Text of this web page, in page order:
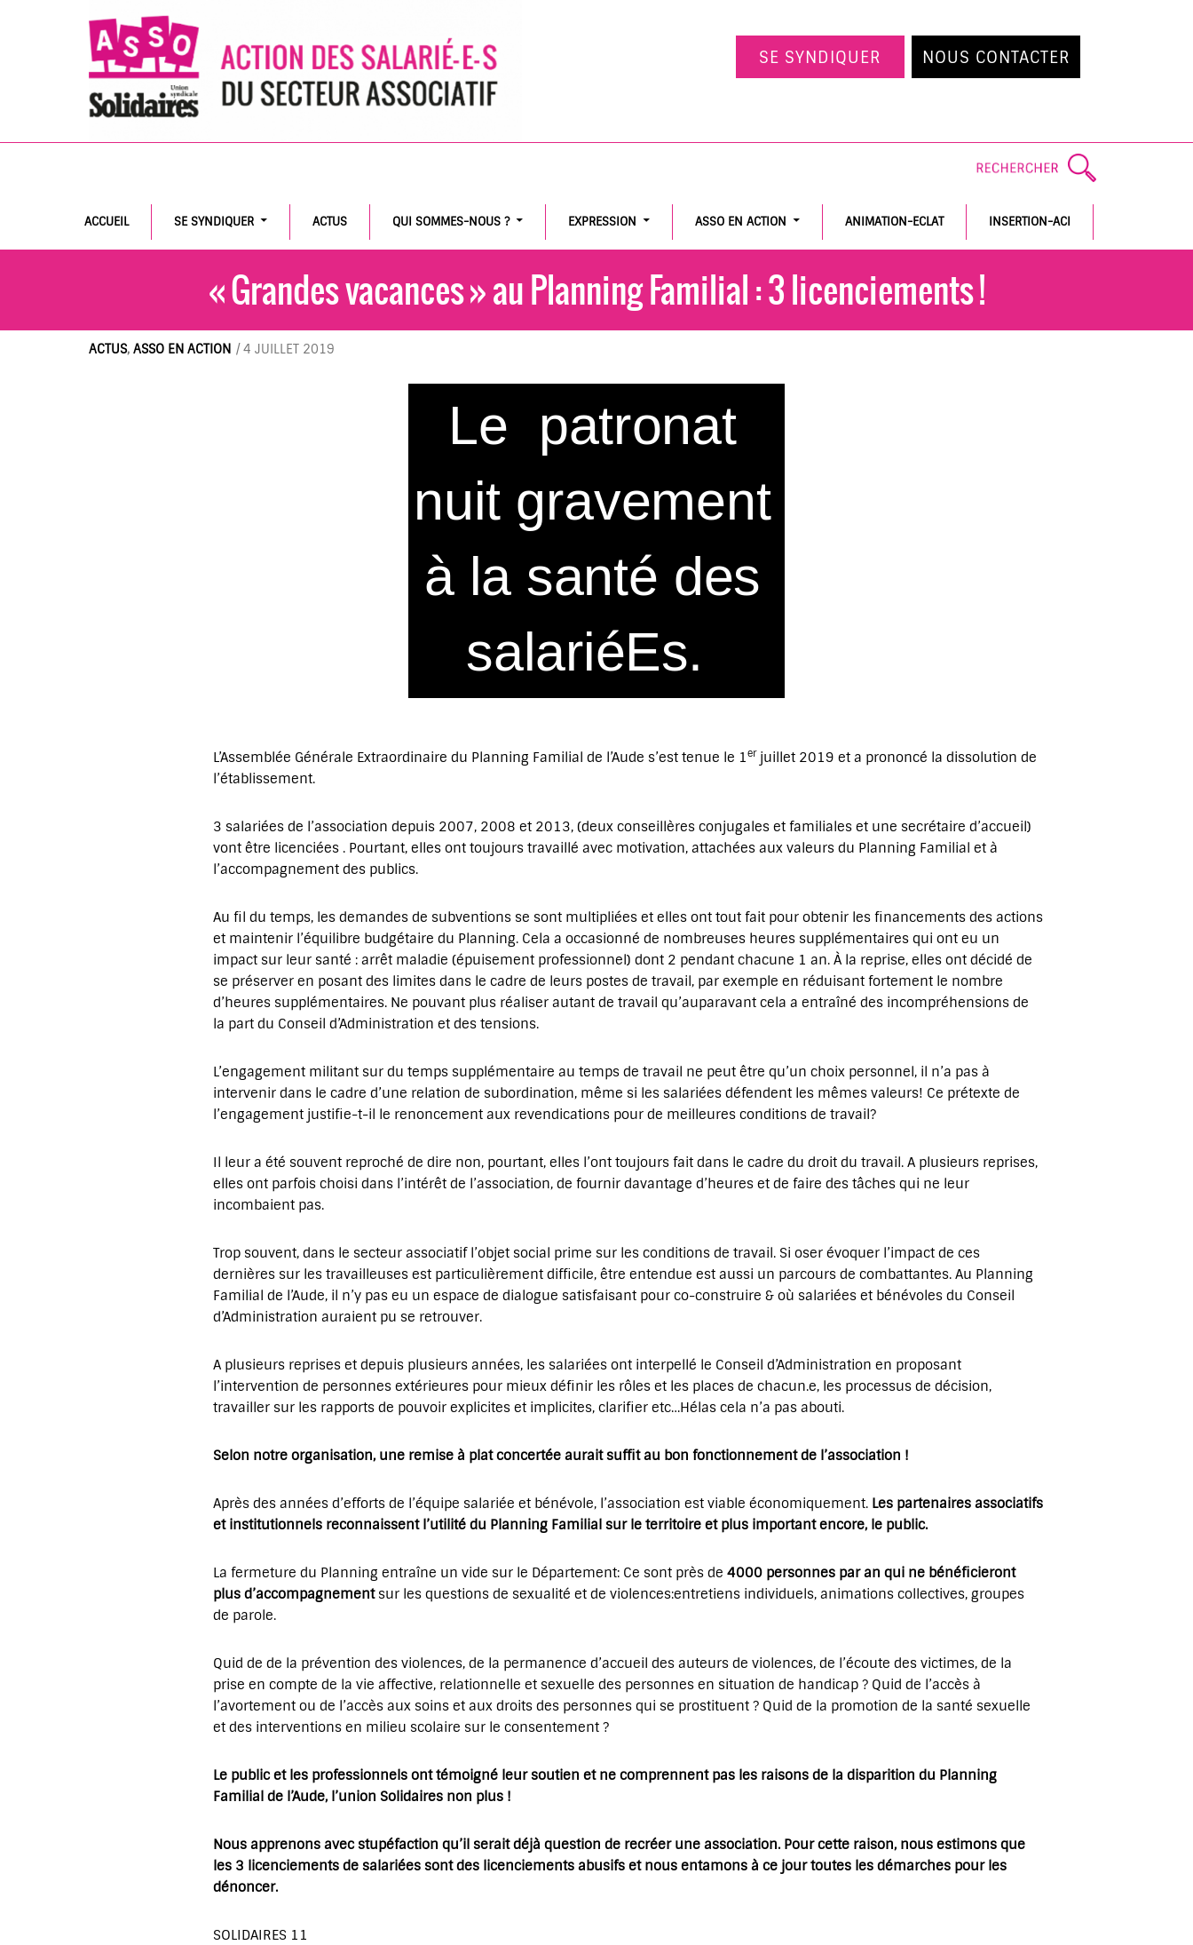
SE SYNDIQUER NOUS CONTACTER
ACCUEIL SE SYNDIQUER ACTUS QUI SOMMES-NOUS ? EXPRESSION ASSO EN ACTION ANIMATION-ECLAT INSERTION-ACI
« Grandes vacances » au Planning Familial : 3 licenciements !
ACTUS, ASSO EN ACTION /4 JUILLET 2019
L’Assemblée Générale Extraordinaire du Planning Familial de l’Aude s’est tenue le 1er juillet 2019 et a prononcé la dissolution de
l’établissement.
3 salariées de l’association depuis 2007, 2008 et 2013, (deux conseillères conjugales et familiales et une secrétaire d’accueil)
vont être licenciées . Pourtant, elles ont toujours travaillé avec motivation, attachées aux valeurs du Planning Familial et à
l’accompagnement des publics.
Au fil du temps, les demandes de subventions se sont multipliées et elles ont tout fait pour obtenir les financements des actions
et maintenir l’équilibre budgétaire du Planning. Cela a occasionné de nombreuses heures supplémentaires qui ont eu un
impact sur leur santé : arrêt maladie (épuisement professionnel) dont 2 pendant chacune 1 an. À la reprise, elles ont décidé de
se préserver en posant des limites dans le cadre de leurs postes de travail, par exemple en réduisant fortement le nombre
d’heures supplémentaires. Ne pouvant plus réaliser autant de travail qu’auparavant cela a entraîné des incompréhensions de
la part du Conseil d’Administration et des tensions.
L’engagement militant sur du temps supplémentaire au temps de travail ne peut être qu’un choix personnel, il n’a pas à
intervenir dans le cadre d’une relation de subordination, même si les salariées défendent les mêmes valeurs! Ce prétexte de
l’engagement justifie-t-il le renoncement aux revendications pour de meilleures conditions de travail?
Il leur a été souvent reproché de dire non, pourtant, elles l’ont toujours fait dans le cadre du droit du travail. A plusieurs reprises,
elles ont parfois choisi dans l’intérêt de l’association, de fournir davantage d’heures et de faire des tâches qui ne leur
incombaient pas.
Trop souvent, dans le secteur associatif l’objet social prime sur les conditions de travail. Si oser évoquer l’impact de ces
dernières sur les travailleuses est particulièrement difficile, être entendue est aussi un parcours de combattantes. Au Planning
Familial de l’Aude, il n’y pas eu un espace de dialogue satisfaisant pour co-construire & où salariées et bénévoles du Conseil
d’Administration auraient pu se retrouver.
A plusieurs reprises et depuis plusieurs années, les salariées ont interpellé le Conseil d’Administration en proposant
l’intervention de personnes extérieures pour mieux définir les rôles et les places de chacun.e, les processus de décision,
travailler sur les rapports de pouvoir explicites et implicites, clarifier etc…Hélas cela n’a pas abouti.
Selon notre organisation, une remise à plat concertée aurait suffit au bon fonctionnement de l’association !
Après des années d’efforts de l’équipe salariée et bénévole, l’association est viable économiquement. Les partenaires associatifs
et institutionnels reconnaissent l’utilité du Planning Familial sur le territoireet plus important encore, le public.
La fermeture du Planning entraîne un vide sur le Département: Ce sont près de 4000 personnes par an qui ne bénéficieront
plus d’accompagnementsur les questions de sexualité et de violences:entretiens individuels, animations collectives, groupes
de parole.
Quid de de la prévention des violences, de la permanence d’accueil des auteurs de violences, de l’écoute des victimes, de la
prise en compte de la vie affective, relationnelle et sexuelle des personnes en situation de handicap ? Quid de l’accès à
l’avortement ou de l’accès aux soins et aux droits des personnes qui se prostituent ? Quid de la promotion de la santé sexuelle
et des interventions en milieu scolaire sur le consentement ?
Le public et les professionnels ont témoigné leur soutien et ne comprennent pas les raisons de la disparition du Planning
Familial de l’Aude, l’union Solidaires non plus !
Nous apprenons avec stupéfaction qu’il serait déjà question de recréer une association. Pour cette raison, nous estimons que
les 3 licenciements de salariées sont des licenciements abusifs et nous entamons à ce jour toutes les démarches pour les
dénoncer.
SOLIDAIRES 11